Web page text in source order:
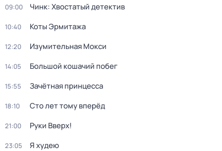
09:00 Чинк: Хвостатый детектив
10:40 Коты Эрмитажа
12:20 Изумительная Мокси
14:05 Большой кошачий побег
15:55 Зачётная принцесса
18:10 Сто лет тому вперёд
21:00 Руки Bвеpх!
23:05 Я худею